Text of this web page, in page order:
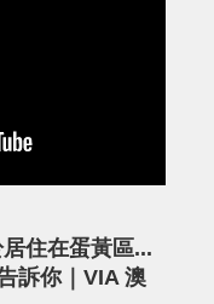
住在蛋黃區...
訴你｜VIA 澳